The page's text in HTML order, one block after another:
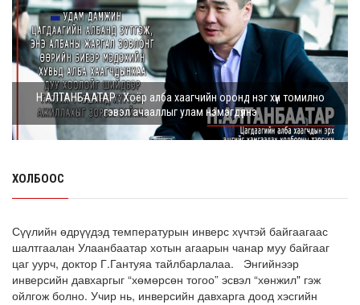
Г.Дамдинням: Шатахууны үнэ дээр тохиролцох
боломжгүй. Одоогоор олдож байгаа газра...
8 сарын 05, 2026
Э.Батшугар: Монгол Улс нэг эх үүсвэрээс буюу өндөр
чанартай эмийг, хямд үнээр худ...
8 сарын 05, 2026
НӨӨЦТЭЙ БАЙНА
8 сарын 05, 2026
Тэгш, сондгойгоор зааглан шатахуун олгосноор
Н.АЛТАНБААТАР : Хоёр алба хаагчийн оронд нэг хүн томилно
гэвэл ачааллыг улам нэмэгдүүлнэ
ХОЛБООС
Сүүлийн өдрүүдэд температурын инверс хүчтэй байгаагаас
шалтгаалан Улаанбаатар хотын агаарын чанар муу байгааг
цаг уурч, доктор Г.Гантуяа тайлбарлалаа. Энгийнээр
инверсийн давхаргыг “хөмөрсөн тогоо” эсвэл “хөнжил" гэж
ойлгож болно. Учир нь, инверсийн давхарга доод хэсгийн